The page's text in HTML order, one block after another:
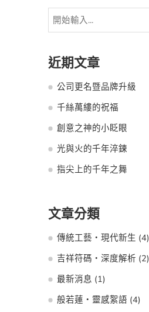
近期文章
公司更名暨品牌升級
千絲萬縷的祝福
創意之神的小眨眼
光與火的千年淬鍊
指尖上的千年之舞
文章分類
傳統工藝・現代新生 (4)
吉祥符碼・深度解析 (2)
最新消息 (1)
般若蓮・靈感絮語 (4)